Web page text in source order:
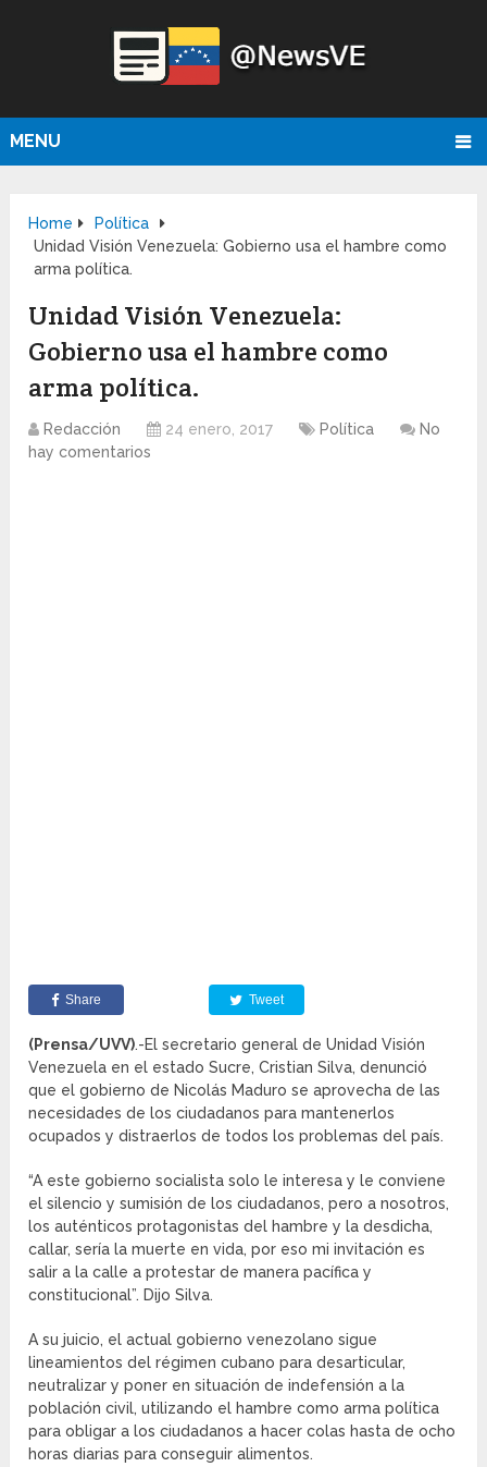
MENU
Home
Política
Unidad Visión Venezuela: Gobierno usa el hambre como
arma política.
Unidad Visión Venezuela:
Gobierno usa el hambre como
arma política.
Redacción 24 enero, 2017 Política
No
hay comentarios
Share Tweet
(Prensa/UVV).-El secretario general de Unidad Visión
Venezuela en el estado Sucre, Cristian Silva, denunció
que el gobierno de Nicolás Maduro se aprovecha de las
necesidades de los ciudadanos para mantenerlos
ocupados y distraerlos de todos los problemas del país.
“A este gobierno socialista solo le interesa y le conviene
el silencio y sumisión de los ciudadanos, pero a nosotros,
los auténticos protagonistas del hambre y la desdicha,
callar, sería la muerte en vida, por eso mi invitación es
salir a la calle a protestar de manera pacífica y
constitucional”. Dijo Silva.
A su juicio, el actual gobierno venezolano sigue
lineamientos del régimen cubano para desarticular,
neutralizar y poner en situación de indefensión a la
población civil, utilizando el hambre como arma política
para obligar a los ciudadanos a hacer colas hasta de ocho
horas diarias para conseguir alimentos.